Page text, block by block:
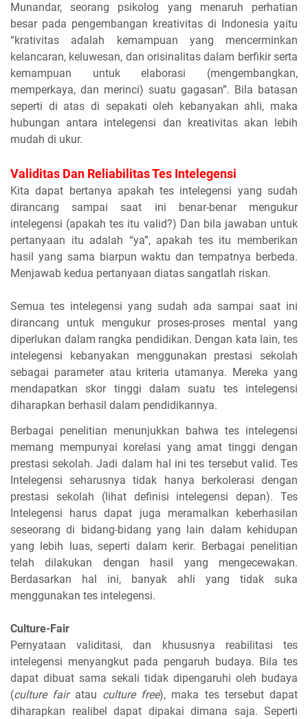
Munandar, seorang psikolog yang menaruh perhatian
besar pada pengembangan kreativitas di Indonesia yaitu
“krativitas adalah kemampuan yang mencerminkan
kelancaran, keluwesan, dan orisinalitas dalam berfikir serta
kemampuan untuk elaborasi (mengembangkan,
memperkaya, dan merinci) suatu gagasan”. Bila batasan
seperti di atas di sepakati oleh kebanyakan ahli, maka
hubungan antara intelegensi dan kreativitas akan lebih
mudah di ukur.
Validitas Dan Reliabilitas Tes Intelegensi
Kita dapat bertanya apakah tes intelegensi yang sudah
dirancang sampai saat ini benar-benar mengukur
intelegensi (apakah tes itu valid?) Dan bila jawaban untuk
pertanyaan itu adalah “ya”, apakah tes itu memberikan
hasil yang sama biarpun waktu dan tempatnya berbeda.
Menjawab kedua pertanyaan diatas sangatlah riskan.
Semua tes intelegensi yang sudah ada sampai saat ini
dirancang untuk mengukur proses-proses mental yang
diperlukan dalam rangka pendidikan. Dengan kata lain, tes
intelegensi kebanyakan menggunakan prestasi sekolah
sebagai parameter atau kriteria utamanya. Mereka yang
mendapatkan skor tinggi dalam suatu tes intelegensi
diharapkan berhasil dalam pendidikannya.
Berbagai penelitian menunjukkan bahwa tes intelegensi
memang mempunyai korelasi yang amat tinggi dengan
prestasi sekolah. Jadi dalam hal ini tes tersebut valid. Tes
Intelegensi seharusnya tidak hanya berkolerasi dengan
prestasi sekolah (lihat definisi intelegensi depan). Tes
Intelegensi harus dapat juga meramalkan keberhasilan
seseorang di bidang-bidang yang lain dalam kehidupan
yang lebih luas, seperti dalam kerir. Berbagai penelitian
telah dilakukan dengan hasil yang mengecewakan.
Berdasarkan hal ini, banyak ahli yang tidak suka
menggunakan tes intelegensi.
Culture-Fair
Pernyataan validitasi, dan khususnya reabilitasi tes
intelegensi menyangkut pada pengaruh budaya. Bila tes
dapat dibuat sama sekali tidak dipengaruhi oleh budaya
(culture fairatau culture free), maka tes tersebut dapat
diharapkan realibel dapat dipakai dimana saja. Seperti